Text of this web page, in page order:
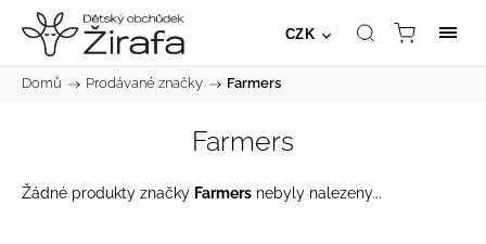
CZK
Domů / Prodávané značky / Farmers
Farmers
Žádné produkty značky Farmers nebyly nalezeny...